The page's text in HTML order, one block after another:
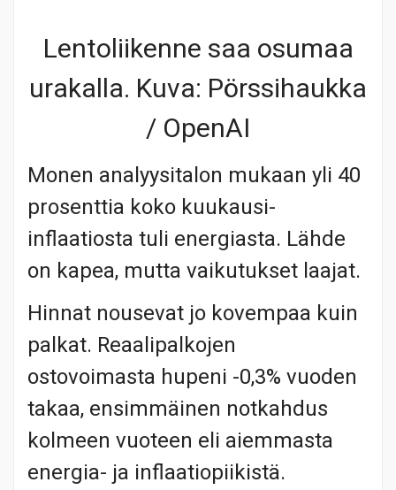
Lentoliikenne saa osumaa
urakalla. Kuva: Pörssihaukka
/ OpenAI
Monen analyysitalon mukaan yli 40
prosenttia koko kuukausi-
inflaatiosta tuli energiasta. Lähde
on kapea, mutta vaikutukset laajat.
Hinnat nousevat jo kovempaa kuin
palkat. Reaalipalkojen
ostovoimasta hupeni -0,3% vuoden
takaa, ensimmäinen notkahdus
kolmeen vuoteen eli aiemmasta
energia- ja inflaatiopiikistä.